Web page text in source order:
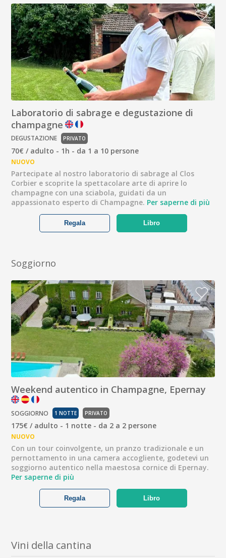
Laboratorio di sabrage e degustazione di
champagne
DEGUSTAZIONE PRIVATO
70€ / adulto - 1h - da 1 a 10 persone
NUOVO
Partecipate al nostro laboratorio di sabrage al Clos
Corbier e scoprite la spettacolare arte di aprire lo
champagne con una sciabola, guidati da un
appassionato esperto di Champagne. Per saperne di più
Libro
Regala
Soggiorno
Weekend autentico in Champagne, Epernay
SOGGIORNO 1 NOTTE PRIVATO
175€ / adulto - 1 notte - da 2 a 2 persone
NUOVO
Con un tour coinvolgente, un pranzo tradizionale e un
pernottamento in una camera accogliente, godetevi un
soggiorno autentico nella maestosa cornice di Epernay.
Per saperne di più
Libro
Regala
Vini della cantina